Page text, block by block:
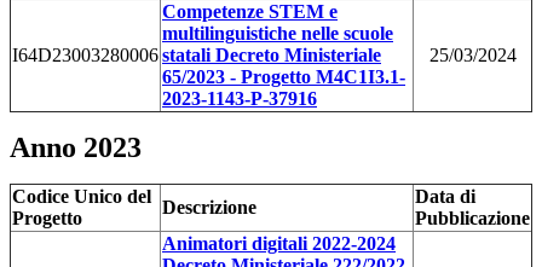
I64D23003280006
Competenze STEM e
multilinguistiche nelle scuole
statali Decreto Ministeriale
65/2023 - Progetto M4C1I3.1-
2023-1143-P-37916
25/03/2024
Anno 2023
Codice Unico del
Progetto
Descrizione
Data di
Pubblicazione
Animatori digitali 2022-2024